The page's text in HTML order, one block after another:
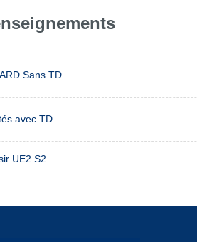
Sans TD
avec TD
UE2 S2